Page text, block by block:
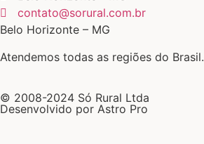
contato@sorural.com.br
Belo Horizonte – MG
Atendemos todas as regiões do Brasil.
© 2008-2024 Só Rural Ltda
Desenvolvido por Astro Pro